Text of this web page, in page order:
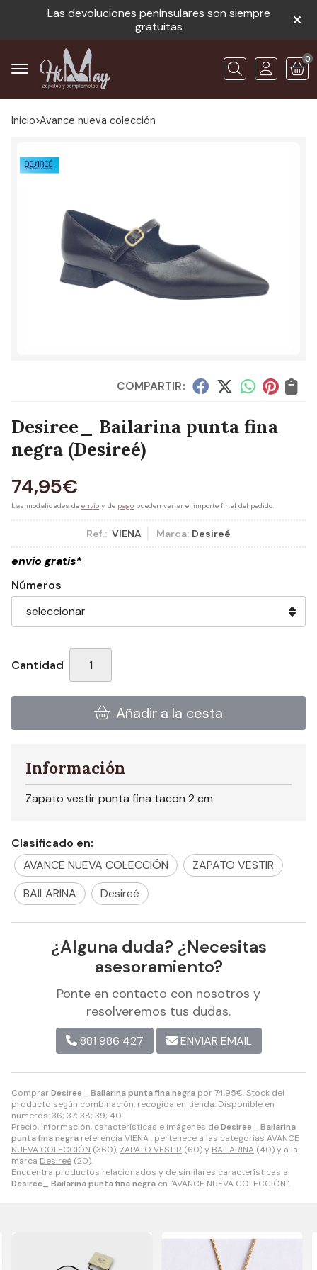
Las devoluciones peninsulares son siempre
gratuitas
Buscar
0
Inicio avance nueva colección
COMPARTIR:
Desiree_ Bailarina punta fina
negra (Desireé)
74,95€
Las modalidades de envío y de pago pueden variar el importe final del pedido.
Ref.: VIENA Marca: Desireé
envío gratis*
Números
Cantidad
Añadir a la cesta
ComprarDesiree_ Bailarina punta fina negra por74,95€. Stock del
producto según combinación, recogida en tienda. Disponible en
números: 36; 37; 38; 39; 40.
Precio, información, características e imágenes deDesiree_ Bailarina
punta fina negra referencia VIENA , pertenece a las categorías AVANCE
NUEVA COLECCIÓN (360), ZAPATO VESTIR (60) y BAILARINA (40) y a la
marca Desireé (20).
Encuentra productos relacionados y de similares características a
Desiree_ Bailarina punta fina negra en "AVANCE NUEVA COLECCIÓN".
Información
Zapato vestir punta fina tacon 2 cm
Clasificado en:
AVANCE NUEVA COLECCIÓN
ZAPATO VESTIR
BAILARINA
Desireé
¿Alguna duda? ¿Necesitas
asesoramiento?
Ponte en contacto con nosotros y
resolveremos tus dudas.
881 986 427 ENVIAR EMAIL